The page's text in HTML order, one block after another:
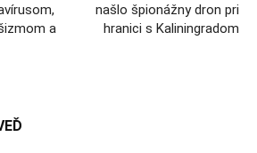
a
našlo špionážny dron pri
hranici s Kaliningradom